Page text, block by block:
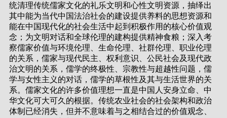
统清理传统儒家文化的礼乐文明和心性文明资源，抽绎出
其中能为当代中国法治社会的建设提供养料的思想资源和
能在中国现代化的社会生活中起到积极作用的核心价值观
念；为文明对话和全球伦理的建构提供精神食粮；深入考
察儒家价值与环境伦理、生命伦理、社群伦理、职业伦理
的关系，儒家与现代民主、权利意识、公民社会及现代政
治文明的关系，儒学的终极性、宗教性与超越性问题，儒
学与女性主义的对话，儒学的草根性及其与生活世界的关
系。儒家文化的许多价值理想一直是中国人安身立命、中
华文化可大可久的根据。传统农业社会的社会架构和政治
体制已经消失，但并不意味着与之相结合过的价值观念、